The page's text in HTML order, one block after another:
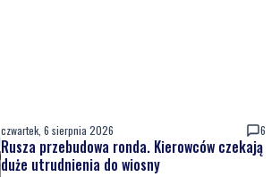
czwartek, 6 sierpnia 2026 6
Rusza przebudowa ronda. Kierowców czekają
duże utrudnienia do wiosny